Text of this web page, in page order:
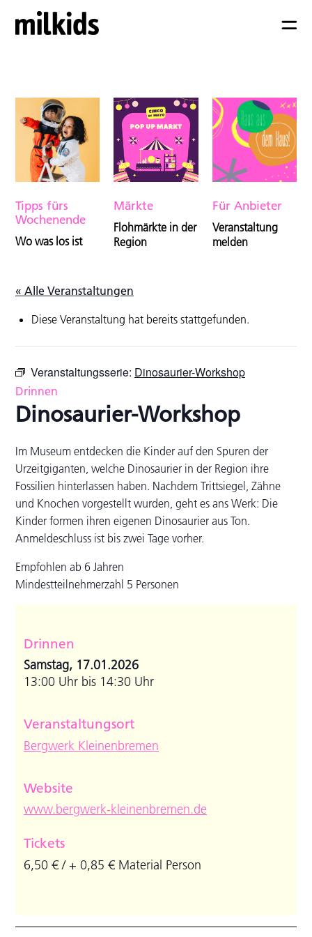
Tipps fürs
Wochenende
Wo was los ist
Märkte
Flohmärkte in der
Region
Für Anbieter
Veranstaltung
melden
« Alle Veranstaltungen
Diese Veranstaltung hat bereits stattgefunden.
Veranstaltungsserie: Dinosaurier-Workshop
Drinnen
Dinosaurier-Workshop
Im Museum entdecken die Kinder auf den Spuren der
Urzeitgiganten, welche Dinosaurier in der Region ihre
Fossilien hinterlassen haben. Nachdem Trittsiegel, Zähne
und Knochen vorgestellt wurden, geht es ans Werk: Die
Kinder formen ihren eigenen Dinosaurier aus Ton.
Anmeldeschluss ist bis zwei Tage vorher.
Empfohlen ab 6 Jahren
Mindestteilnehmerzahl 5 Personen
Drinnen
Samstag, 17.01.2026
13:00 Uhr bis 14:30 Uhr
Veranstaltungsort
Bergwerk Kleinenbremen
Website
www.bergwerk-kleinenbremen.de
Tickets
6,50 € / + 0,85 € Material Person